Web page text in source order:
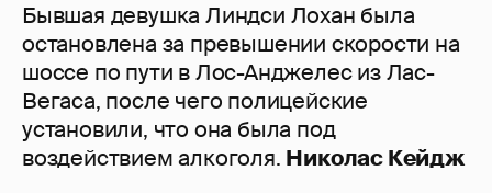
Бывшая девушка Линдси Лохан была
остановлена за превышении скорости на
шоссе по пути в Лос-Анджелес из Лас-
Вегаса, после чего полицейские
установили, что она была под
воздействием алкоголя. Николас Кейдж